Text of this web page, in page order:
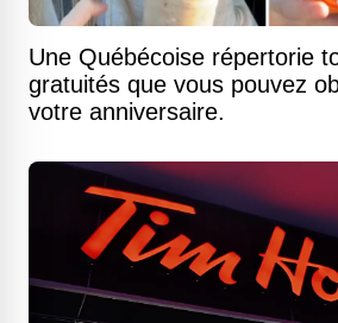
Une Québécoise répertorie
gratuités que vous pouvez
votre anniversaire.